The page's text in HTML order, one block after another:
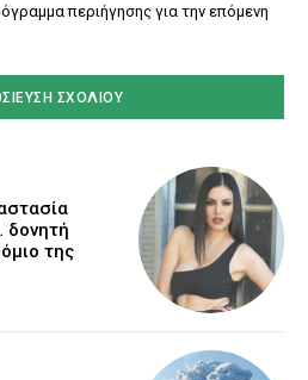
περιήγησης για την επόμενη
δονητή
της